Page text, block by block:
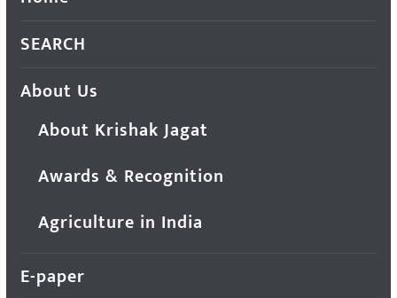
SEARCH
About Us
About Krishak Jagat
Awards & Recognition
Agriculture in India
E-paper